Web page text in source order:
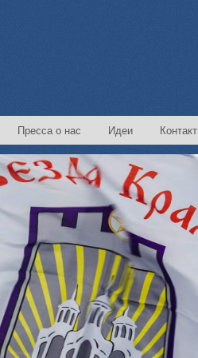
Пресса о нас Идеи